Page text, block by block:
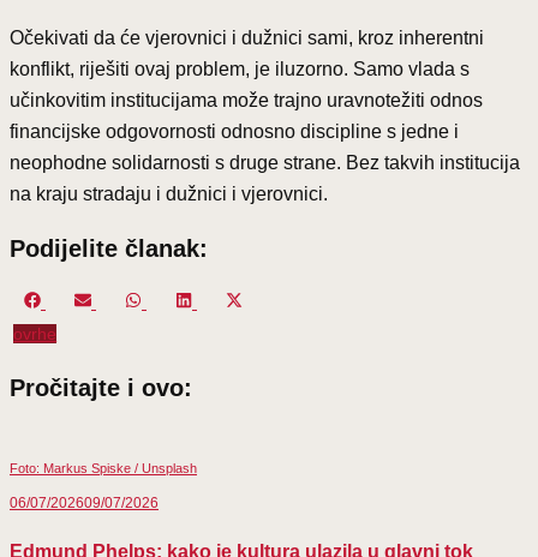
Očekivati da će vjerovnici i dužnici sami, kroz inherentni
konflikt, riješiti ovaj problem, je iluzorno. Samo vlada s
učinkovitim institucijama može trajno uravnotežiti odnos
financijske odgovornosti odnosno discipline s jedne i
neophodne solidarnosti s druge strane. Bez takvih institucija
na kraju stradaju i dužnici i vjerovnici.
Podijelite članak:
Share
on
Share
Share
Share
ovrhe
Pročitajte i ovo:
Foto: Markus Spiske / Unsplash
06/07/202609/07/2026
Edmund Phelps: kako je kultura ulazila u glavni tok